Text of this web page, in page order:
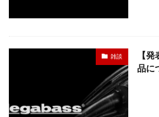
雑談
【
品に